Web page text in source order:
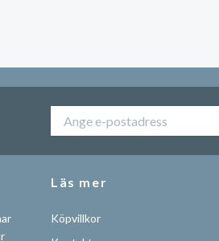
Läs mer
Köpvillkor